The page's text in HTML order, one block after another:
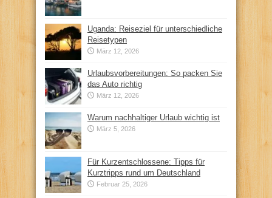
Uganda: Reiseziel für unterschiedliche
Reisetypen
März 12, 2026
Urlaubsvorbereitungen: So packen Sie
das Auto richtig
März 12, 2026
Warum nachhaltiger Urlaub wichtig ist
März 5, 2026
Für Kurzentschlossene: Tipps für
Kurztripps rund um Deutschland
Februar 25, 2026